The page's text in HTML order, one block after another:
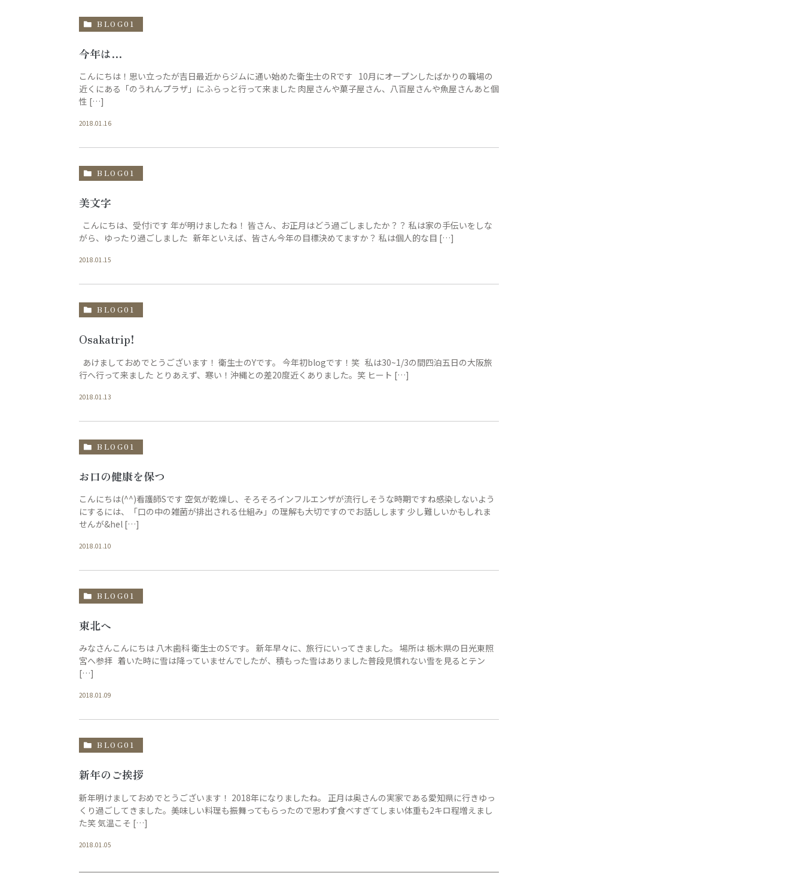
BLOG01
今年は…
こんにちは！思い立ったが吉日最近からジムに通い始めた衛生士のRです 10月にオープンしたばかりの職場の
近くにある「のうれんプラザ」にふらっと行って来ました 肉屋さんや菓子屋さん、八百屋さんや魚屋さんあと個
性 […]
2018.01.16
BLOG01
美文字
こんにちは、受付iです 年が明けましたね！ 皆さん、お正月はどう過ごしましたか？？ 私は家の手伝いをしな
がら、ゆったり過ごしました 新年といえば、皆さん今年の目標決めてますか？ 私は個人的な目 […]
2018.01.15
BLOG01
Osakatrip!
あけましておめでとうございます！ 衛生士のYです。 今年初blogです！笑 私は30~1/3の間四泊五日の大阪旅
行へ行って来ました とりあえず、寒い！沖縄との差20度近くありました。笑 ヒート […]
2018.01.13
BLOG01
お口の健康を保つ
こんにちは(^^)看護師Sです 空気が乾燥し、そろそろインフルエンザが流行しそうな時期ですね感染しないよう
にするには、「口の中の雑菌が排出される仕組み」の理解も大切ですのでお話しします 少し難しいかもしれま
せんが&hel […]
2018.01.10
BLOG01
東北へ
みなさんこんにちは 八木歯科 衛生士のSです。 新年早々に、旅行にいってきました。 場所は 栃木県の日光東照
宮へ参拝 着いた時に雪は降っていませんでしたが、積もった雪はありました普段見慣れない雪を見るとテン
[…]
2018.01.09
BLOG01
新年のご挨拶
新年明けましておめでとうございます！ 2018年になりましたね。 正月は奥さんの実家である愛知県に行きゆっ
くり過ごしてきました。美味しい料理も振舞ってもらったので思わず食べすぎてしまい体重も2キロ程増えまし
た笑 気温こそ […]
2018.01.05